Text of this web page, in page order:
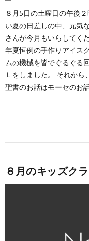
８月5日の土曜日の午後
い夏の日差しの中、元気
さんが今月もいらしてく
年夏恒例の手作りアイス
ムの機械を皆でぐるぐる
Ｌをしました。 それか
聖書のお話はモーセのお
８月のキッズク